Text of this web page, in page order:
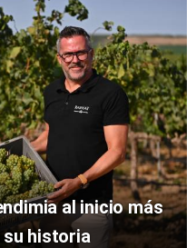
al inicio más
historia